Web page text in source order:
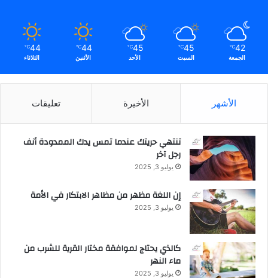
42
℃
الجمعة
45
℃
السبت
45
℃
الأحد
44
℃
الأثنين
44
℃
الثلاثاء
الأشهر الأخيرة تعليقات
تنتهي حريتك عندما تمس يدك الممدودة أنف
رجل آخر
يوليو 3, 2025
إن اللغة مظهر من مظاهر الابتكار في الأمة
يوليو 3, 2025
كالذي يحتاج لموافقة مختار القرية للشرب من
ماء النهر
يوليو 3, 2025